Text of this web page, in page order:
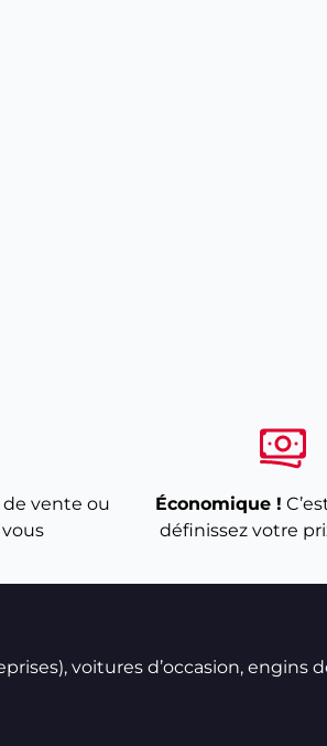
vente ou
Économique !
définissez votre
voitures d’occasion,